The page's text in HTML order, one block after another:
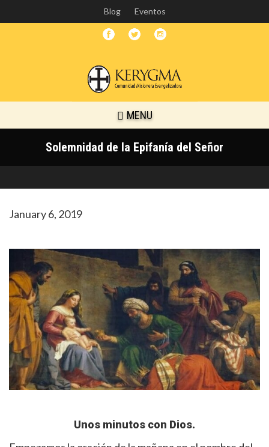
Skip
to
main
Blog Eventos
MENU
Solemnidad de la Epifanía del Señor
January 6, 2019
Unos minutos con Dios.